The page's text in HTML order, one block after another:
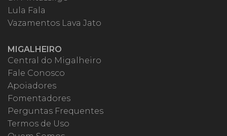
Lula Fala
Vazamentos Lava Jato
MIGALHEIRO
Central do Migalheiro
Fale Conosco
Apoiadores
Fomentadores
Perguntas Frequentes
Termos de Uso